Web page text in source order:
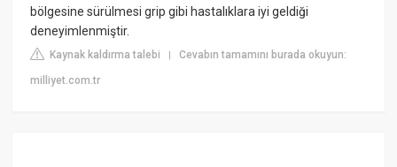
bölgesine sürülmesi grip gibi hastalıklara iyi geldiği
deneyimlenmiştir.
Kaynak kaldırma talebi |Cevabın tamamını burada okuyun:
milliyet.com.tr